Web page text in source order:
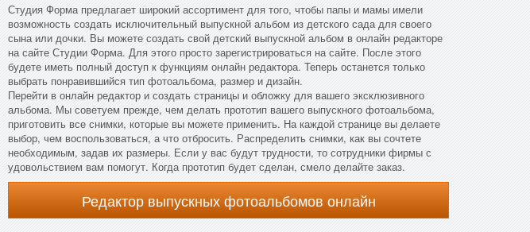
Студия Форма предлагает широкий ассортимент для того, чтобы папы и мамы имели
возможность создать исключительный выпускной альбом из детского сада для своего
сына или дочки. Вы можете создать свой детский выпускной альбом в онлайн редакторе
на сайте Студии Форма. Для этого просто зарегистрироваться на сайте. После этого
будете иметь полный доступ к функциям онлайн редактора. Теперь останется только
выбрать понравившийся тип фотоальбома, размер и дизайн.
Перейти в онлайн редактор и создать страницы и обложку для вашего эксклюзивного
альбома. Мы советуем прежде, чем делать прототип вашего выпускного фотоальбома,
приготовить все снимки, которые вы можете применить. На каждой странице вы делаете
выбор, чем воспользоваться, а что отбросить. Распределить снимки, как вы сочтете
необходимым, задав их размеры. Если у вас будут трудности, то сотрудники фирмы с
удовольствием вам помогут. Когда прототип будет сделан, смело делайте заказ.
Редактор выпускных фотоальбомов онлайн